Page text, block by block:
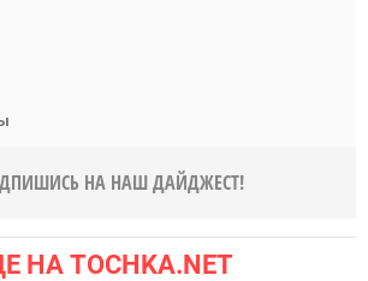
НА НАШ ДАЙДЖЕСТ!
НА TOCHKA.NET